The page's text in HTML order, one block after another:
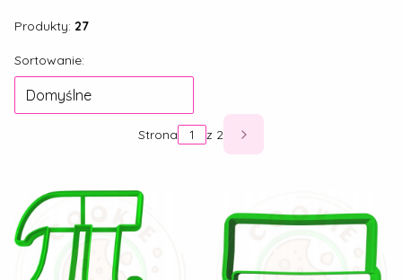
Produkty: 27
Lista produktów
Sortowanie:
Domyślne
Strona z 2 Następne produkty